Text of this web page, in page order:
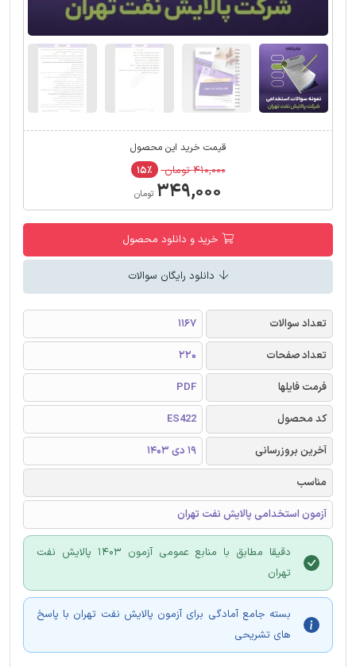
قیمت خرید این محصول
۴۱۰,۰۰۰ تومان ۱۵٪
۳۴۹,۰۰۰ تومان
خرید و دانلود محصول
دانلود رایگان سوالات
تعداد سوالات
1167
تعداد صفحات
220
فرمت فایلها
PDF
کد محصول
ES422
آخرین بروزرسانی
19 دی 1403
مناسب
آزمون استخدامی پالایش نفت تهران
دقیقا مطابق با منابع عمومی آزمون 1403 پالایش نفت
تهران
بسته جامع آمادگی برای آزمون پالایش نفت تهران با پاسخ
های تشریحی